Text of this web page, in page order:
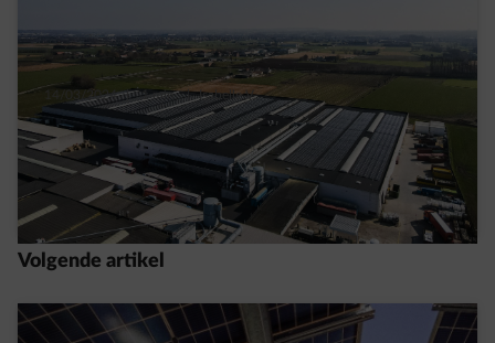
14/03/2024 | 1 min. | Isabelle V.
4 redenen waarom zonne-energie voordelig
blijft voor uw bedrijf
Meer lezen
Volgende artikel